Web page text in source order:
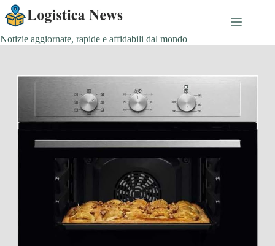
Salta
al
contenuto
Notizie aggiornate, rapide e affidabili dal mondo